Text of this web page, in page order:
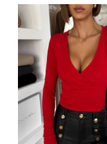
n
í
p
r
o
d
V
ý
p
i
s
p